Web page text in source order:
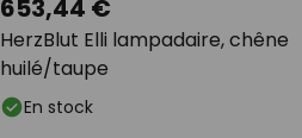
HerzBlut Elli lampadaire, chêne
huilé/taupe
653,44 €
En stock